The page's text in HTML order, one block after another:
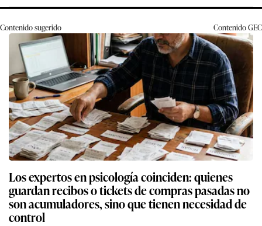
Contenido sugerido ContenidoGEC
Los expertos en psicología coinciden: quienes
guardan recibos o tickets de compras pasadas no
son acumuladores, sino que tienen necesidad de
control